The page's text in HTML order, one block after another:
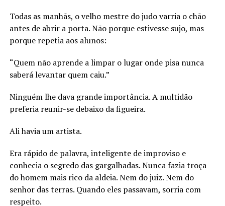
Todas as manhãs, o velho mestre do judo varria o chão
antes de abrir a porta. Não porque estivesse sujo, mas
porque repetia aos alunos:
“Quem não aprende a limpar o lugar onde pisa nunca
saberá levantar quem caiu.”
Ninguém lhe dava grande importância. A multidão
preferia reunir-se debaixo da figueira.
Ali havia um artista.
Era rápido de palavra, inteligente de improviso e
conhecia o segredo das gargalhadas. Nunca fazia troça
do homem mais rico da aldeia. Nem do juiz. Nem do
senhor das terras. Quando eles passavam, sorria com
respeito.